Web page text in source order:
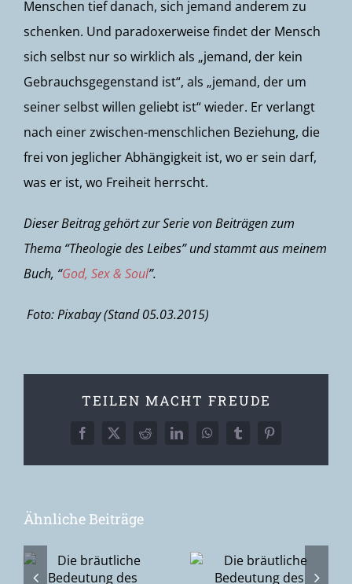
Menschen tief danach, sich jemand anderem zu
schenken. Und paradoxerweise findet der Mensch
sich selbst nur so wirklich als „jemand, der kein
Gebrauchsgegenstand ist“, als „jemand, der um
seiner selbst willen geliebt ist“ wieder. Er verlangt
nach einer zwischen-menschlichen Beziehung, die
frei von jeglicher Abhängigkeit ist, wo er sein darf,
was er ist, wo Freiheit herrscht.
Dieser Beitrag gehört zur Serie von Beiträgen zum
Thema “Theologie des Leibes” und stammt aus meinem
Buch, “God, Sex & Soul”.
Foto: Pixabay (Stand 05.03.2015)
TEILEN MACHT FREUDE
Facebook
X RedditLinkedInWhatsAppTumblrPinterest
Ähnliche Beiträge
Die bräutliche
Bedeutung
Scham (2):
Vom